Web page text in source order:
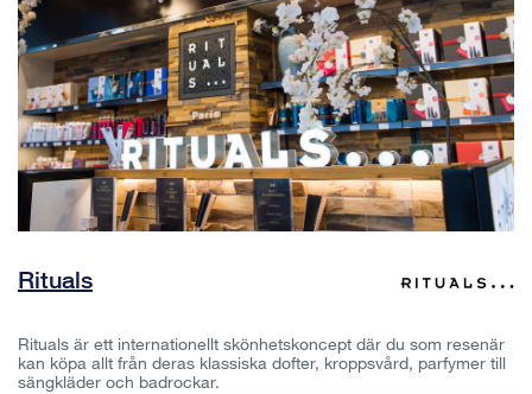
Rituals
Rituals är ett internationellt skönhetskoncept där du som resenär
kan köpa allt från deras klassiska dofter, kroppsvård, parfymer till
sängkläder och badrockar.